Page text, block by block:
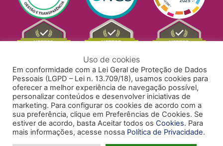
POLÍTICA DE PRIVACIDADE
Uso de cookies
Em conformidade com a Lei Geral de Proteção de Dados
Pessoais (LGPD – Lei n. 13.709/18), usamos cookies para
oferecer a melhor experiência de navegação possível,
personalizar conteúdos e desenvolver iniciativas de
marketing. Para configurar os cookies de acordo com a
sua preferência, clique em Preferências de Cookies. Se
estiver de acordo, basta Aceitar todos os Cookies. Para
mais informações, acesse nossa Política de Privacidade.